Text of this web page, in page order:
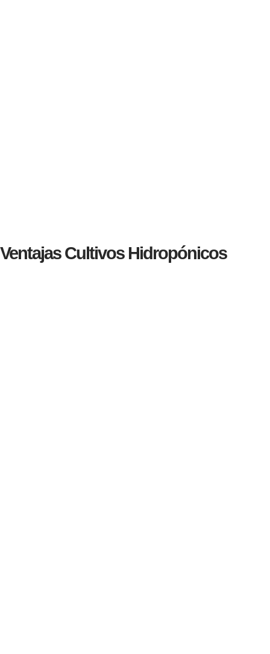
Ventajas Cultivos Hidropónicos